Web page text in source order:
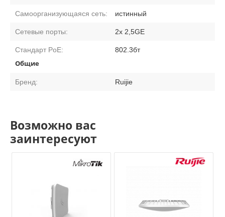
Самоорганизующаяся сеть: истинный
Сетевые порты: 2x 2,5GE
Стандарт PoE: 802.3бт
Общие
Бренд: Ruijie
Возможно вас
заинтересуют